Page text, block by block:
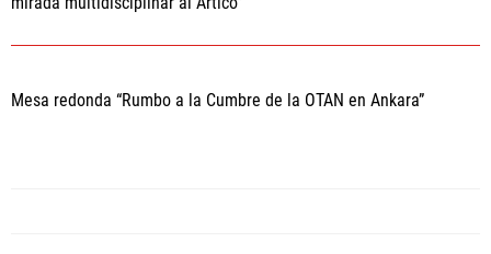
Mesa redonda “Rumbo a la Cumbre de la OTAN en Ankara”